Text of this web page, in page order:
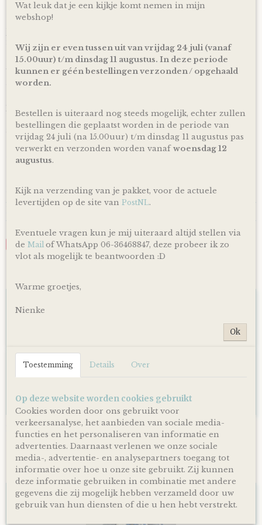
Ophalen & Verzenden
in Kloosterveen Assen.
Of je laat je bestellinggratisbinnen Nederland verzenden*
via PostNL pakketservice inclusief track en trace code!
Uiteraard is rechtstreeks verzending naar de kersverse
kan je een eigen wens of berichtje aan de ouders (to be)
achterlaten in het opmerkingen veld bij het bestellen en
zorg ik ervoor dat er een kaartje toegevoegd wordt aan je
cadeau!
*Producten, op voorraad, worden binnen 1-4 werkdagen
levertijden en dagen altijd op de site van PostNL.
Reacties
Save
Luiertaart Basic 64 Beige
€ 39,95
Wat leuk dat je een kijkje komt nemen in mijn
webshop!
Wij zijn er even tussen uit van vrijdag 24 juli (vanaf
15.00uur) t/m dinsdag 11 augustus. In deze periode
kunnen er géén bestellingen verzonden / opgehaald
worden.
Bestellen is uiteraard nog steeds mogelijk, echter zullen
bestellingen die geplaatst worden in de periode van
vrijdag 24 juli (na 15.00uur) t/m dinsdag 11 augustus pas
verwerkt en verzonden worden vanafwoensdag 12
augustus.
Kijk na verzending van je pakket, voor de actuele
levertijden op de site van PostNL.
Eventuele vragen kun je mij uiteraard altijd stellen via
de Mail of WhatsApp 06-36468847, deze probeer ik zo
vlot als mogelijk te beantwoorden :D
Warme groetjes,
Nienke
Ok
Toestemming Details Over
Op deze website worden cookies gebruikt
Cookies worden door ons gebruikt voor
verkeersanalyse, het aanbieden van sociale media-
functies en het personaliseren van informatie en
advertenties. Daarnaast verlenen we onze sociale
media-, advertentie- en analysepartners toegang tot
informatie over hoe u onze site gebruikt. Zij kunnen
deze informatie gebruiken in combinatie met andere
gegevens die zij mogelijk hebben verzameld door uw
gebruik van hun diensten of die u hen hebt verstrekt.